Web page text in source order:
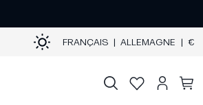
FRANÇAIS | ALLEMAGNE | €